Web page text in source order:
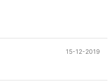
15-12-2019